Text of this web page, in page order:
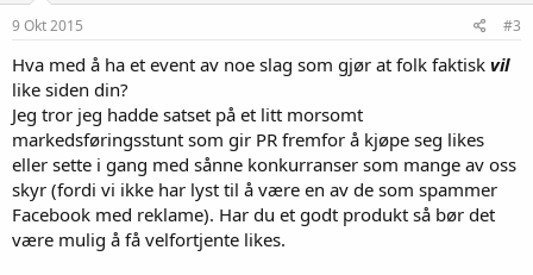
9 Okt 2015 #3
Hva med å ha et event av noe slag som gjør at folk faktisk vil
like siden din?
Jeg tror jeg hadde satset på et litt morsomt
markedsføringsstunt som gir PR fremfor å kjøpe seg likes
eller sette i gang med sånne konkurranser som mange av oss
skyr (fordi vi ikke har lyst til å være en av de som spammer
Facebook med reklame). Har du et godt produkt så bør det
være mulig å få velfortjente likes.